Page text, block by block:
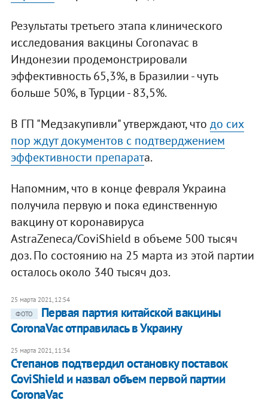
Результаты третьего этапа клинического
исследования вакцины Coronavac в
Индонезии продемонстрировали
эффективность 65,3%, в Бразилии - чуть
больше 50%, в Турции - 83,5%.
В ГП "Медзакупивли" утверждают, что до сих
пор ждут документов с подтверджением
эффективности препарата.
Напомним, что в конце февраля Украина
получила первую и пока единственную
вакцину от коронавируса
AstraZeneca/CoviShield в объеме 500 тысяч
доз. По состоянию на 25 марта из этой партии
осталось около 340 тысяч доз.
25 марта 2021, 12:54
ФОТО
Первая партия китайской вакцины
CoronaVac отправилась в Украину
25 марта 2021, 11:34
Степанов подтвердил остановку поставок
CoviShield и назвал объем первой партии
CoronaVac